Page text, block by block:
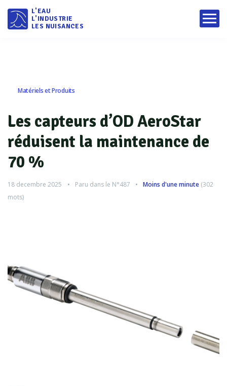
L'EAU
L'INDUSTRIE
LES NUISANCES
Matériels et Produits
Les capteurs d’OD AeroStar
réduisent la maintenance de
70 %
18 decembre 2025 Paru dans le N°487 Moins d'une minute (302
mots)